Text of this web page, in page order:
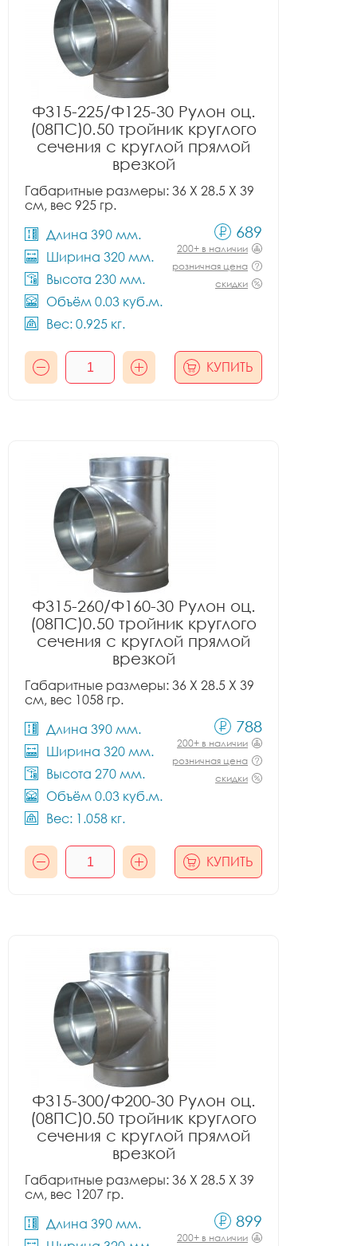
Ф315-225/Ф125-30 Рулон оц.
(08ПС)0.50 тройник круглого
сечения с круглой прямой
врезкой
Габаритные размеры: 36 X 28.5 X 39
см, вес 925 гр.
Длина 390 мм.
Ширина 320 мм.
Высота 230 мм.
Объём 0.03 куб.м.
Вес: 0.925 кг.
689
200+ в наличии
розничная цена
скидки
КУПИТЬ
Ф315-260/Ф160-30 Рулон оц.
(08ПС)0.50 тройник круглого
сечения с круглой прямой
врезкой
Габаритные размеры: 36 X 28.5 X 39
см, вес 1058 гр.
Длина 390 мм.
Ширина 320 мм.
Высота 270 мм.
Объём 0.03 куб.м.
Вес: 1.058 кг.
788
200+ в наличии
розничная цена
скидки
КУПИТЬ
Ф315-300/Ф200-30 Рулон оц.
(08ПС)0.50 тройник круглого
сечения с круглой прямой
врезкой
Габаритные размеры: 36 X 28.5 X 39
см, вес 1207 гр.
Длина 390 мм.
899
200+ в наличии